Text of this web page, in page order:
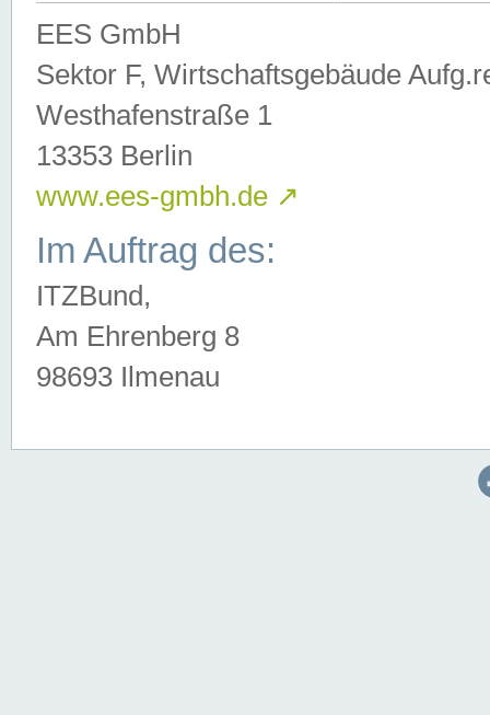
EES GmbH
Sektor F, Wirtschaftsgebäude
Westhafenstraße 1
13353 Berlin
www.ees-gmbh.de ↗
Im Auftrag des:
ITZBund,
Am Ehrenberg 8
98693 Ilmenau